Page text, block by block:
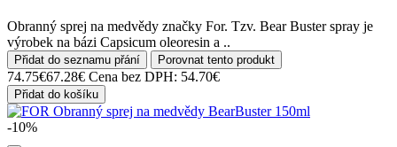
Obranný sprej na medvědy značky For. Tzv. Bear Buster spray je
výrobek na bázi Capsicum oleoresin a ..
Přidat do seznamu přání Porovnat tento produkt
74.75€67.28€ Cena bez DPH: 54.70€
Přidat do košíku
-10%